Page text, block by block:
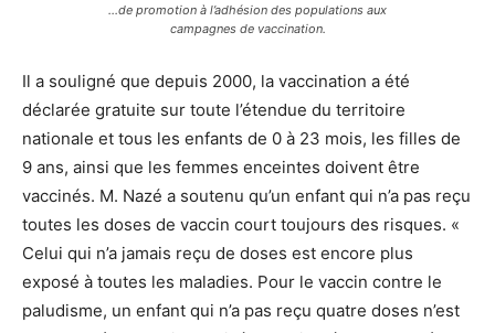
…de promotion à l’adhésion des populations aux
campagnes de vaccination.
Il a souligné que depuis 2000, la vaccination a été
déclarée gratuite sur toute l’étendue du territoire
nationale et tous les enfants de 0 à 23 mois, les filles de
9 ans, ainsi que les femmes enceintes doivent être
vaccinés. M. Nazé a soutenu qu’un enfant qui n’a pas reçu
toutes les doses de vaccin court toujours des risques. «
Celui qui n’a jamais reçu de doses est encore plus
exposé à toutes les maladies. Pour le vaccin contre le
paludisme, un enfant qui n’a pas reçu quatre doses n’est